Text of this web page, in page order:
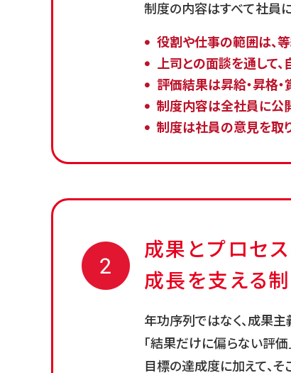
制度の内容はすべて社員
役割や仕事の範囲は、
上司との面談を通して
評価結果は昇給・昇格
制度内容は全社員に公
制度は社員の意見を取
成果とプロセ
成長を支える
年功序列ではなく、成果主
「結果だけに偏らない評価
目標の達成度に加えて、